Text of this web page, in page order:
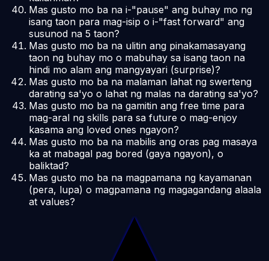
Mas gusto mo ba na i-"pause" ang buhay mo ng
isang taon para mag-isip o i-"fast forward" ang
susunod na 5 taon?
Mas gusto mo ba na ulitin ang pinakamasayang
taon ng buhay mo o mabuhay sa isang taon na
hindi mo alam ang mangyayari (surprise)?
Mas gusto mo ba na malaman lahat ng swerteng
darating sa'yo o lahat ng malas na darating sa'yo?
Mas gusto mo ba na gamitin ang free time para
mag-aral ng skills para sa future o mag-enjoy
kasama ang loved ones ngayon?
Mas gusto mo ba na mabilis ang oras pag masaya
ka at mabagal pag bored (gaya ngayon), o
baliktad?
Mas gusto mo ba na magpamana ng kayamanan
(pera, lupa) o magpamana ng magagandang alaala
at values?